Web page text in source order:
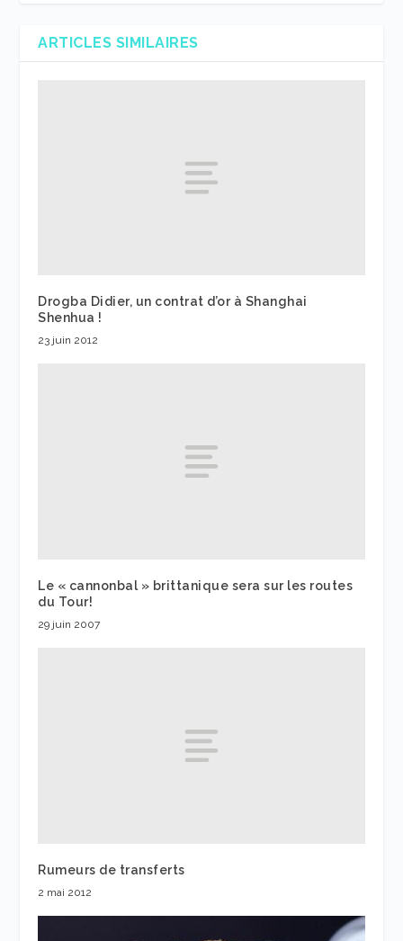
ARTICLES SIMILAIRES
Drogba Didier, un contrat d’or à Shanghai
Shenhua !
23 juin 2012
Le « cannonbal » brittanique sera sur les routes
du Tour!
29 juin 2007
Rumeurs de transferts
2 mai 2012